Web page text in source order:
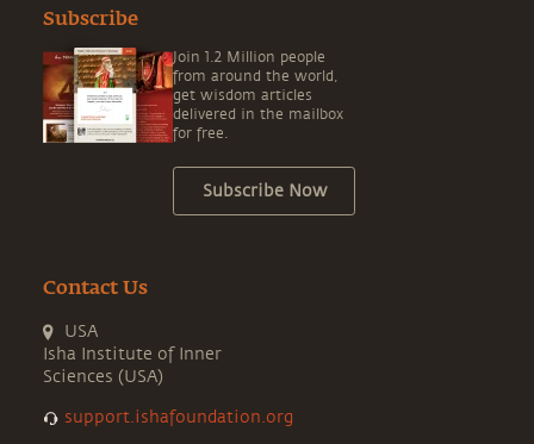
Subscribe
Join 1.2 Million people
from around the world,
get wisdom articles
delivered in the mailbox
for free.
Subscribe Now
Contact Us
USA
Isha Institute of Inner
Sciences (USA)
support.ishafoundation.org